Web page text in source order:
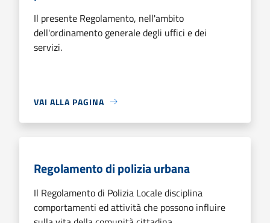
Il presente Regolamento, nell'ambito
dell'ordinamento generale degli uffici e dei
servizi.
VAI ALLA PAGINA
Regolamento di polizia urbana
Il Regolamento di Polizia Locale disciplina
comportamenti ed attività che possono influire